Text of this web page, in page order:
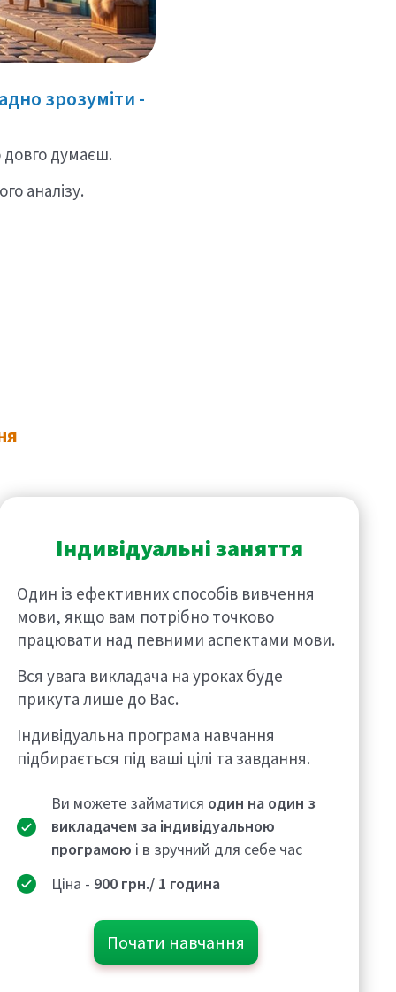
зрозуміти -
думаєш.
аналізу.
Індивідуальні заняття
Один із ефективних способів вивчення
мови, якщо вам потрібно точково
працювати над певними аспектами мови.
Вся увага викладача на уроках буде
прикута лише до Вас.
Індивідуальна програма навчання
підбирається під ваші цілі та завдання.
Ви можете займатися один на один з
викладачем за індивідуальною
програмою і в зручний для себе час
Ціна - 900 грн./ 1 година
Почати навчання